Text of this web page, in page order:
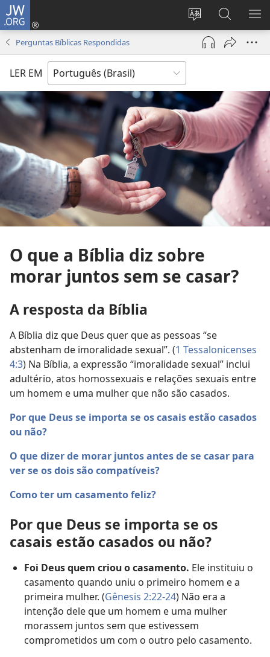
JW.ORG
Mudar
idioma
Log
(abre
janela)
Buscar
no
JW.ORG
Perguntas Bíblicas Respondidas
LER EM
O que a Bíblia diz sobre
morar juntos sem se casar?
A resposta da Bíblia
A Bíblia diz que Deus quer que as pessoas “se
abstenham de imoralidade sexual”. (1 Tessalonicenses
4:3) Na Bíblia, a expressão “imoralidade sexual” inclui
adultério, atos homossexuais e relações sexuais entre
um homem e uma mulher que não são casados.
Por que Deus se importa se os casais estão casados
ou não?
O que dizer de morar juntos antes de se casar para
ver se os dois são compatíveis?
Como ter um casamento feliz?
Por que Deus se importa se os
casais estão casados ou não?
Foi Deus quem criou o casamento. Ele instituiu o
casamento quando uniu o primeiro homem e a
primeira mulher. (Gênesis 2:22-24) Não era a
intenção dele que um homem e uma mulher
morassem juntos sem que estivessem
comprometidos um com o outro pelo casamento.